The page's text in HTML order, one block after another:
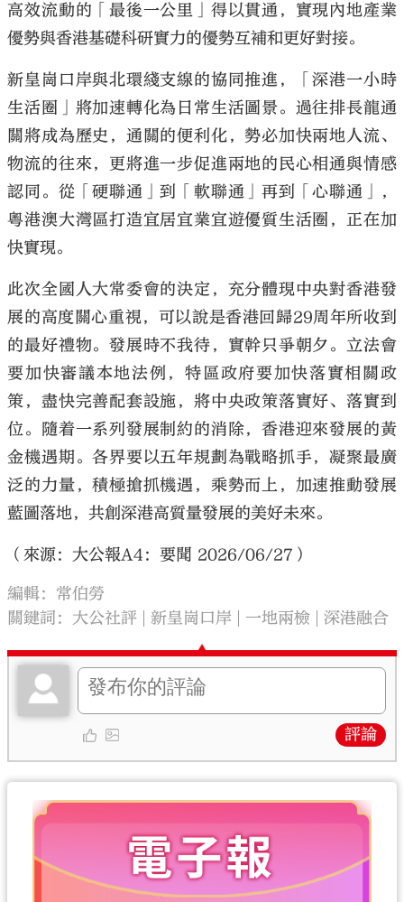
高效流動的「最後一公里」得以貫通，實現內地產業
優勢與香港基礎科研實力的優勢互補和更好對接。
新皇崗口岸與北環綫支線的協同推進，「深港一小時
生活圈」將加速轉化為日常生活圖景。過往排長龍通
關將成為歷史，通關的便利化，勢必加快兩地人流、
物流的往來，更將進一步促進兩地的民心相通與情感
認同。從「硬聯通」到「軟聯通」再到「心聯通」，
粵港澳大灣區打造宜居宜業宜遊優質生活圈，正在加
快實現。
此次全國人大常委會的決定，充分體現中央對香港發
展的高度關心重視，可以說是香港回歸29周年所收到
的最好禮物。發展時不我待，實幹只爭朝夕。立法會
要加快審議本地法例，特區政府要加快落實相關政
策，盡快完善配套設施，將中央政策落實好、落實到
位。隨着一系列發展制約的消除，香港迎來發展的黃
金機遇期。各界要以五年規劃為戰略抓手，凝聚最廣
泛的力量，積極搶抓機遇，乘勢而上，加速推動發展
藍圖落地，共創深港高質量發展的美好未來。
（來源：大公報A4：要聞 2026/06/27）
編輯：常伯勞
關鍵詞： 大公社評 新皇崗口岸 一地兩檢 深港融合
評論